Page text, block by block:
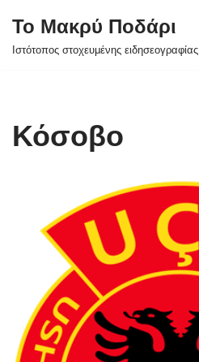
Μεταπηδήστε
Το Μακρύ Ποδάρι
Ιστότοπος στοχευμένης ειδησεογραφίας
Κόσοβο